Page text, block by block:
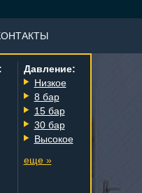
Давление:
Низкое
8 бар
15 бар
30 бар
Высокое
еще »